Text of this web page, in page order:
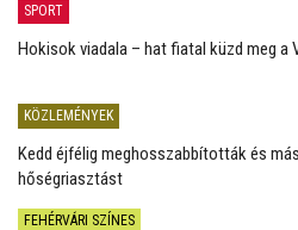
SPORT
Hokisok viadala – hat fiatal küzd meg a
KÖZLEMÉNYEK
Kedd éjfélig meghosszabbították és
hőségriasztást
FEHÉRVÁRI SZÍNES